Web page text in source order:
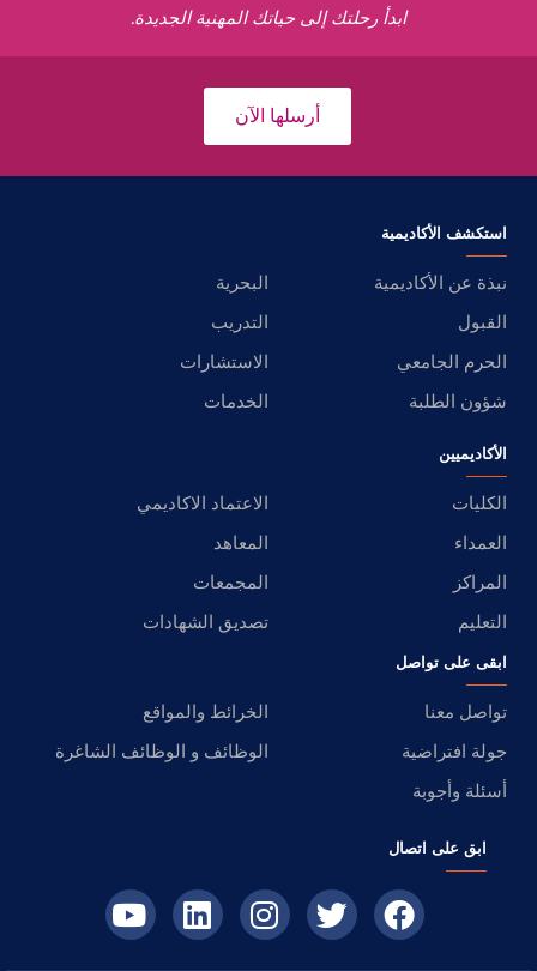
ابدأ رحلتك إلى حياتك المهنية الجديدة.
أرسلها الآن
استكشف الأكاديمية
نبذة عن الأكاديمية
البحرية
القبول
التدريب
الحرم الجامعي
الاستشارات
شؤون الطلبة
الخدمات
الأكاديميين
الكليات
الاعتماد الاكاديمي
العمداء
المعاهد
المراكز
المجمعات
التعليم
تصديق الشهادات
ابقى على تواصل
تواصل معنا
الخرائط والمواقع
جولة افتراضية
الوظائف و الوظائف الشاغرة
أسئلة وأجوبة
ابق على اتصال